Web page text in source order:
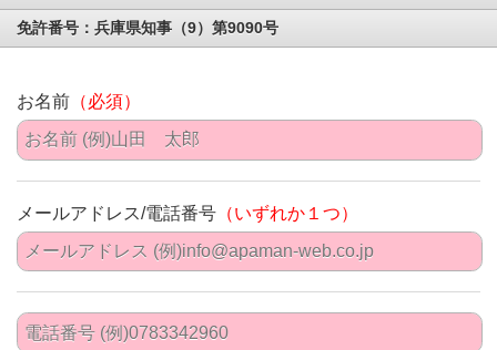
免許番号：兵庫県知事（9）第9090号
お名前 （必須）
メールアドレス/電話番号 （いずれか１つ）